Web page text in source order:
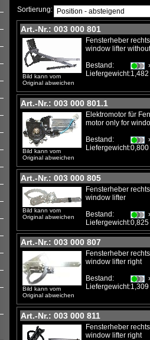
Sortierung:
Art.-Nr.: 003 000 801
Bild kann vom
Original abweichen
Fensterheber
window lifter
Bestand:
Liefergewicht:
Art.-Nr.: 003 000 801.1
Bild kann vom
Original abweichen
Elektromotor für
motor only for
Bestand:
Liefergewicht:0,800
Art.-Nr.: 003 000 805
Bild kann vom
Original abweichen
Fensterheber
window lifter
Bestand:
Liefergewicht:0,825
Art.-Nr.: 003 000 807
Bild kann vom
Original abweichen
Fensterheber
window lifter right
Bestand:
Liefergewicht:
Art.-Nr.: 003 000 811
Fensterheber
window lifter right